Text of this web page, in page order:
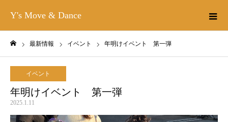
Y's Move & Dance
最新情報 イベント 年明けイベント 第一弾
イベント
年明けイベント 第一弾
2025.1.11